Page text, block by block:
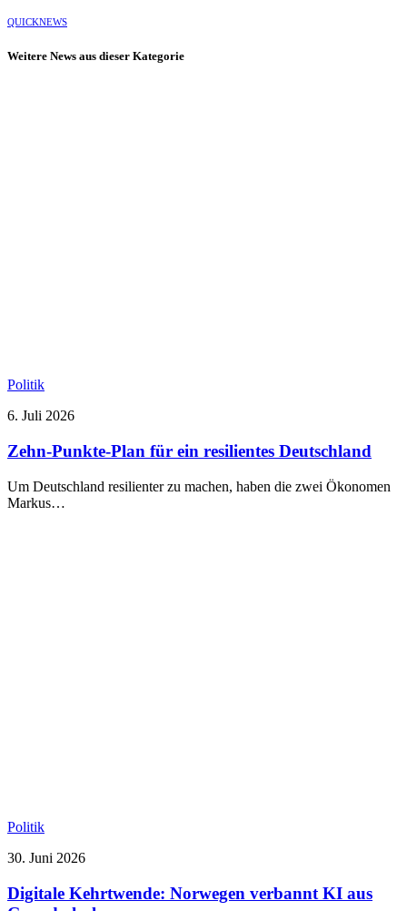
QUICKNEWS
Weitere News aus dieser Kategorie
Politik
6. Juli 2026
Zehn-Punkte-Plan für ein resilientes Deutschland
Um Deutschland resilienter zu machen, haben die zwei Ökonomen
Markus…
Politik
30. Juni 2026
Digitale Kehrtwende: Norwegen verbannt KI aus